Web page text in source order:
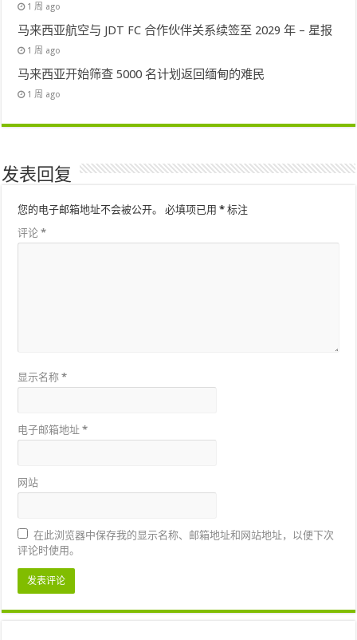
1 周 ago
马来西亚航空与 JDT FC 合作伙伴关系续签至 2029 年 – 星报
1 周 ago
马来西亚开始筛查 5000 名计划返回缅甸的难民
1 周 ago
发表回复
您的电子邮箱地址不会被公开。 必填项已用* 标注
评论*
显示名称*
电子邮箱地址*
网站
在此浏览器中保存我的显示名称、邮箱地址和网站地址，以便下次
评论时使用。